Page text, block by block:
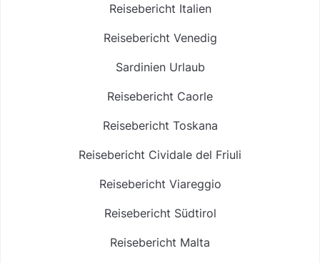
Reisebericht Italien
Reisebericht Venedig
Sardinien Urlaub
Reisebericht Caorle
Reisebericht Toskana
Reisebericht Cividale del Friuli
Reisebericht Viareggio
Reisebericht Südtirol
Reisebericht Malta